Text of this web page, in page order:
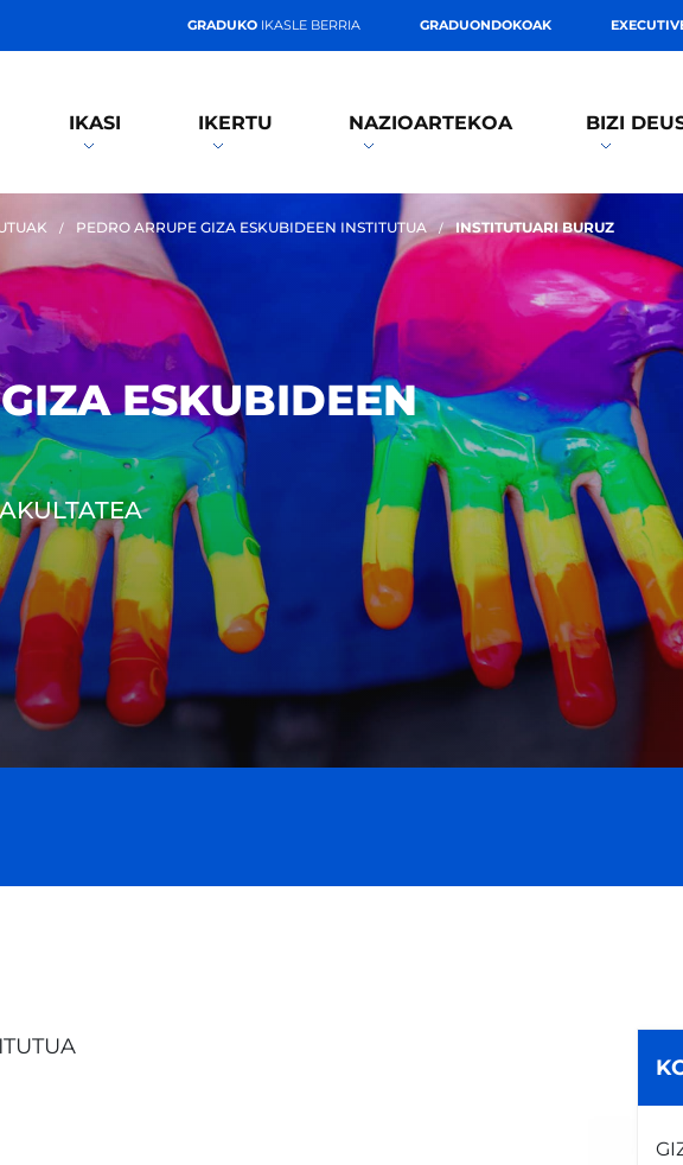
GRADUKO IKASLE BERRIA GRADUONDOKOAK
IKASI IKERTU NAZIOARTEKOA BIZI
PEDRO ARRUPE GIZA ESKUBIDEEN INSTITUTUA INSTITUTUARI BURUZ
ESKUBIDEEN